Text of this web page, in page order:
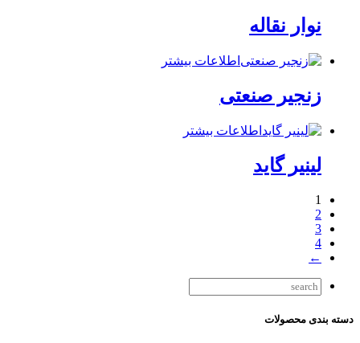
نوار نقاله
اطلاعات بیشتر
زنجیر صنعتی
اطلاعات بیشتر
لینیر گاید
1
2
3
4
←
دسته بندی محصولات